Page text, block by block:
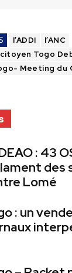
l’ADDI
l’ANC
Togo
Meeting du
: 43
des
Lomé
: un